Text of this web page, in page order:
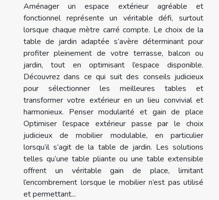
Aménager un espace extérieur agréable et
fonctionnel représente un véritable défi, surtout
lorsque chaque mètre carré compte. Le choix de la
table de jardin adaptée s’avère déterminant pour
profiter pleinement de votre terrasse, balcon ou
jardin, tout en optimisant l’espace disponible.
Découvrez dans ce qui suit des conseils judicieux
pour sélectionner les meilleures tables et
transformer votre extérieur en un lieu convivial et
harmonieux. Penser modularité et gain de place
Optimiser l’espace extérieur passe par le choix
judicieux de mobilier modulable, en particulier
lorsqu’il s’agit de la table de jardin. Les solutions
telles qu’une table pliante ou une table extensible
offrent un véritable gain de place, limitant
l’encombrement lorsque le mobilier n’est pas utilisé
et permettant...